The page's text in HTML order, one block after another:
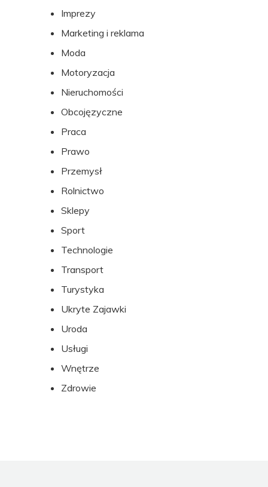
Imprezy
Marketing i reklama
Moda
Motoryzacja
Nieruchomości
Obcojęzyczne
Praca
Prawo
Przemysł
Rolnictwo
Sklepy
Sport
Technologie
Transport
Turystyka
Ukryte Zajawki
Uroda
Usługi
Wnętrze
Zdrowie